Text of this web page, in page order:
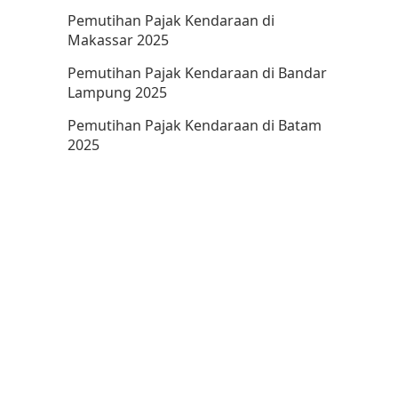
Pemutihan Pajak Kendaraan di
Makassar 2025
Pemutihan Pajak Kendaraan di Bandar
Lampung 2025
Pemutihan Pajak Kendaraan di Batam
2025